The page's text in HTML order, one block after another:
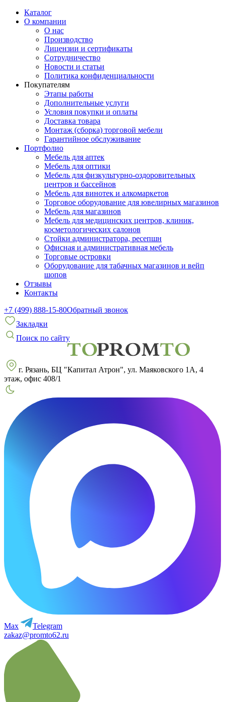
Каталог
О компании
О нас
Производство
Лицензии и сертификаты
Сотрудничество
Новости и статьи
Политика конфиденциальности
Покупателям
Этапы работы
Дополнительные услуги
Условия покупки и оплаты
Доставка товара
Монтаж (сборка) торговой мебели
Гарантийное обслуживание
Портфолио
Мебель для аптек
Мебель для оптики
Мебель для физкультурно-оздоровительных
центров и бассейнов
Мебель для винотек и алкомаркетов
Торговое оборудование для ювелирных магазинов
Мебель для магазинов
Мебель для медицинских центров, клиник,
косметологических салонов
Стойки администратора, ресепшн
Офисная и административная мебель
Торговые островки
Оборудование для табачных магазинов и вейп
шопов
Отзывы
Контакты
+7 (499) 888-15-80Обратный звонок
Закладки
Поиск по сайту
г. Рязань, БЦ "Капитал Атрон", ул. Маяковского 1А, 4
этаж, офис 408/1
Max
Telegram
zakaz@promto62.ru